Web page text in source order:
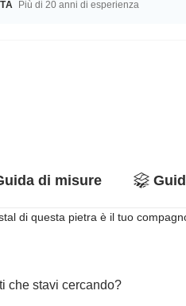
Più di 20 anni di esperienza
di misure
di questa pietra è il tuo
che stavi cercando?